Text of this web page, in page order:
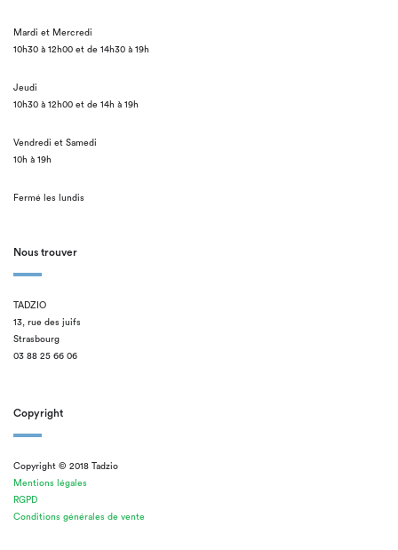
Mardi et Mercredi
10h30 à 12h00 et de 14h30 à 19h
Jeudi
10h30 à 12h00 et de 14h à 19h
Vendredi et Samedi
10h à 19h
Fermé les lundis
Nous trouver
TADZIO
13, rue des juifs
Strasbourg
03 88 25 66 06
Copyright
Copyright © 2018 Tadzio
Mentions légales
RGPD
Conditions générales de vente